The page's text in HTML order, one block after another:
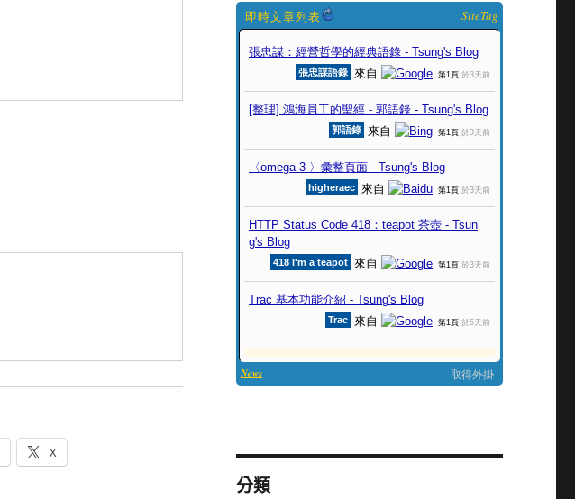
X
SiteTag
分類